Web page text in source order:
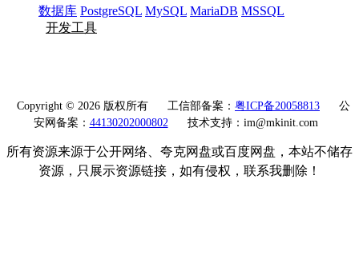
数据库 PostgreSQL MySQL MariaDB MSSQL
开发工具
Copyright © 2026 版权所有 工信部备案： 粤ICP备20058813
公
安网备案： 44130202000802 技术支持：im@mkinit.com
所有资源来源于公开网络、夸克网盘或百度网盘，本站不储存
资源，只展示资源链接，如有侵权，联系我删除！